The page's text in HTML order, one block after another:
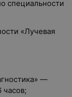
специальности
«Лучевая
—
часов;